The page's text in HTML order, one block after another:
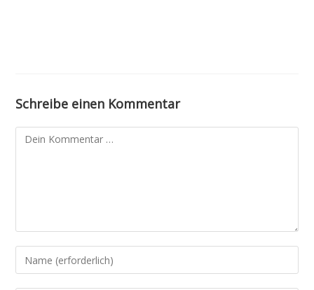
Schreibe einen Kommentar